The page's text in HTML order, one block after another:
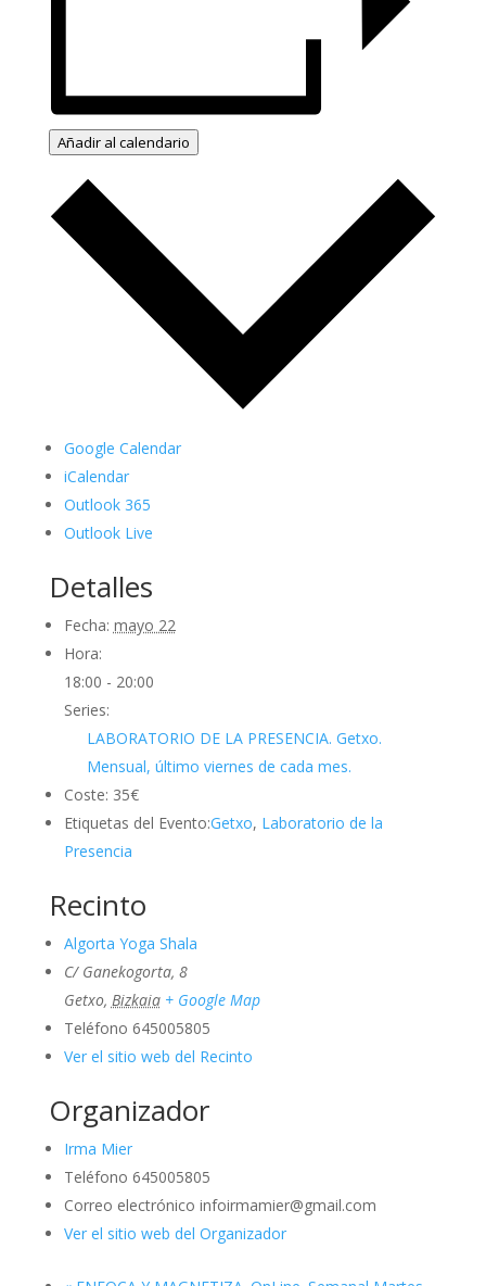
Añadir al calendario
Google Calendar
iCalendar
Outlook 365
Outlook Live
Detalles
Fecha: mayo 22
Hora:
18:00 - 20:00
Series:
LABORATORIO DE LA PRESENCIA. Getxo.
Mensual, último viernes de cada mes.
Coste: 35€
Etiquetas del Evento:Getxo, Laboratorio de la
Presencia
Recinto
Algorta Yoga Shala
C/ Ganekogorta, 8
Getxo, Bizkaia + Google Map
Teléfono 645005805
Ver el sitio web del Recinto
Organizador
Irma Mier
Teléfono 645005805
Correo electrónico infoirmamier@gmail.com
Ver el sitio web del Organizador